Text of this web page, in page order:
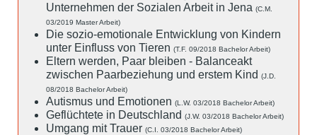
Unternehmen der Sozialen Arbeit in Jena (C.M.
03/2019 Master Arbeit)
Die sozio-emotionale Entwicklung von Kindern
unter Einfluss von Tieren (T.F. 09/2018 Bachelor Arbeit)
Eltern werden, Paar bleiben - Balanceakt
zwischen Paarbeziehung und erstem Kind (J.D.
08/2018 Bachelor Arbeit)
Autismus und Emotionen (L.W. 03/2018 Bachelor Arbeit)
Geflüchtete in Deutschland (J.W. 03/2018 Bachelor Arbeit)
Umgang mit Trauer (C.I. 03/2018 Bachelor Arbeit)